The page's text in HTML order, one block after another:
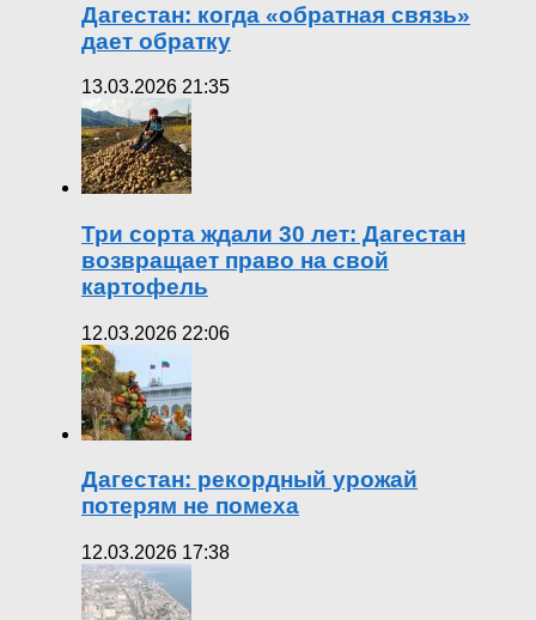
Дагестан: когда «обратная связь»
дает обратку
13.03.2026 21:35
Три сорта ждали 30 лет: Дагестан
возвращает право на свой
картофель
12.03.2026 22:06
Дагестан: рекордный урожай
потерям не помеха
12.03.2026 17:38